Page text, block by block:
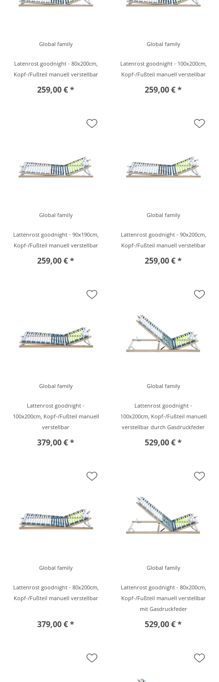
Global family
Latenrost goodnight - 80x200cm,
Kopf-/Fußteil manuell verstellbar
259,00 € *
Global family
Latenrost goodnight - 100x200cm,
Kopf-/Fußteil manuell verstellbar
259,00 € *
Global family
Lattenrost goodnight - 90x190cm,
Kopf-/Fußteil manuell verstellbar
259,00 € *
Global family
Lattenrost goodnight - 90x200cm,
Kopf-/Fußteil manuell verstellbar
259,00 € *
Global family
Lattenrost goodnight -
100x200cm, Kopf-/Fußteil manuell
verstellbar
379,00 € *
Global family
Lattenrost goodnight -
100x200cm, Kopf-/Fußteil manuell
verstellbar durch Gasdruckfeder
529,00 € *
Global family
Lattenrost goodnight - 80x200cm,
Kopf-/Fußteil manuell verstellbar
379,00 € *
Global family
Lattenrost goodnight - 80x200cm,
Kopf-/Fußteil manuell verstellbar
mit Gasdruckfeder
529,00 € *